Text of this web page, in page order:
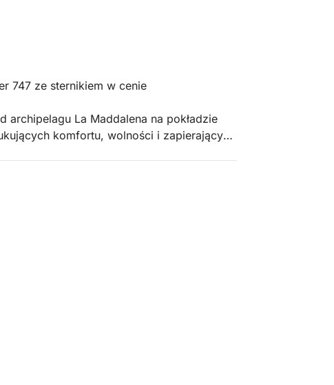
747 ze sternikiem w cenie
La Maddalena na pokładzie
komfortu, wolności i zapierających
płynąc do jednych z najbardziej
Santa Maria, Razzoli, Cala Corsara i wielu